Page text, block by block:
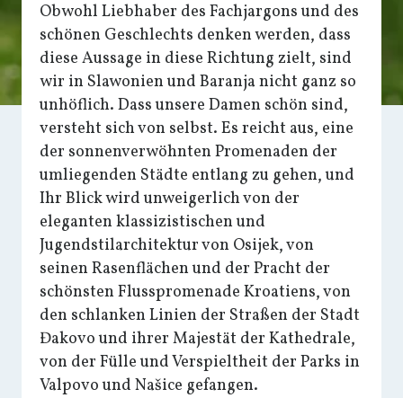
Obwohl Liebhaber des Fachjargons und des
schönen Geschlechts denken werden, dass
diese Aussage in diese Richtung zielt, sind
wir in Slawonien und Baranja nicht ganz so
unhöflich. Dass unsere Damen schön sind,
versteht sich von selbst. Es reicht aus, eine
der sonnenverwöhnten Promenaden der
umliegenden Städte entlang zu gehen, und
Ihr Blick wird unweigerlich von der
eleganten klassizistischen und
Jugendstilarchitektur von Osijek, von
seinen Rasenflächen und der Pracht der
schönsten Flusspromenade Kroatiens, von
den schlanken Linien der Straßen der Stadt
Đakovo und ihrer Majestät der Kathedrale,
von der Fülle und Verspieltheit der Parks in
Valpovo und Našice gefangen.